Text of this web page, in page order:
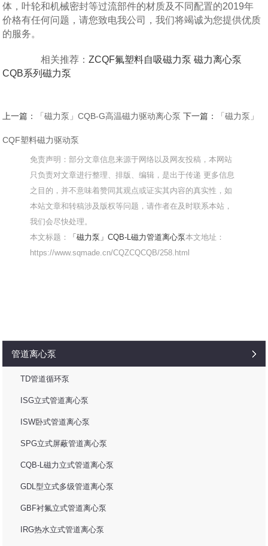
体，叶轮和机械密封等过流部件的材质及不同配置的2019年
价格有任何问题，请您致电我公司，我们将竭诚为您提供优质
的服务。
相关推荐：ZCQF氟塑料自吸磁力泵 磁力离心泵
CQB系列磁力泵
上一篇： 「磁力泵」CQB-G高温磁力驱动离心泵 下一篇： 「磁力泵」
CQF塑料磁力驱动泵
免责声明：部分文章信息来源于网络以及网友投稿，本网站
只负责对文章进行整理、排版、编辑，是出于传递 更多信息
之目的，并不意味着赞同其观点或证实其内容的真实性，如
本站文章和转稿涉及版权等问题，请作者在及时联系本站，
我们会尽快处理。
本文标题：
「磁力泵」CQB-L磁力管道离心泵本文地址：
https://www.sqmade.cn/CQZCQCQB/258.html
管道离心泵
TD管道循环泵
ISG立式管道离心泵
ISW卧式管道离心泵
SPG立式屏蔽管道离心泵
CQB-L磁力立式管道离心泵
GDL型立式多级管道离心泵
GBF衬氟立式管道离心泵
IRG热水立式管道离心泵